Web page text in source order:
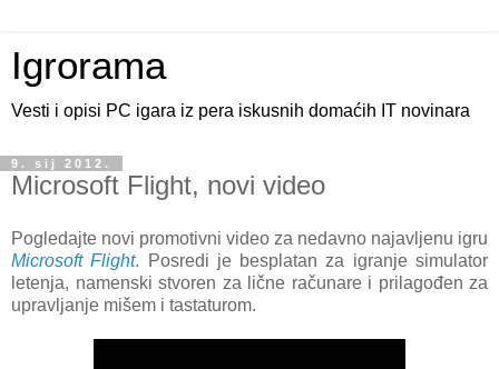
Igrorama
Vesti i opisi PC igara iz pera iskusnih domaćih IT novinara
9. sij 2012.
Microsoft Flight, novi video
Pogledajte novi promotivni video za nedavno najavljenu igru
Microsoft Flight. Posredi je besplatan za igranje simulator
letenja, namenski stvoren za lične računare i prilagođen za
upravljanje mišem i tastaturom.